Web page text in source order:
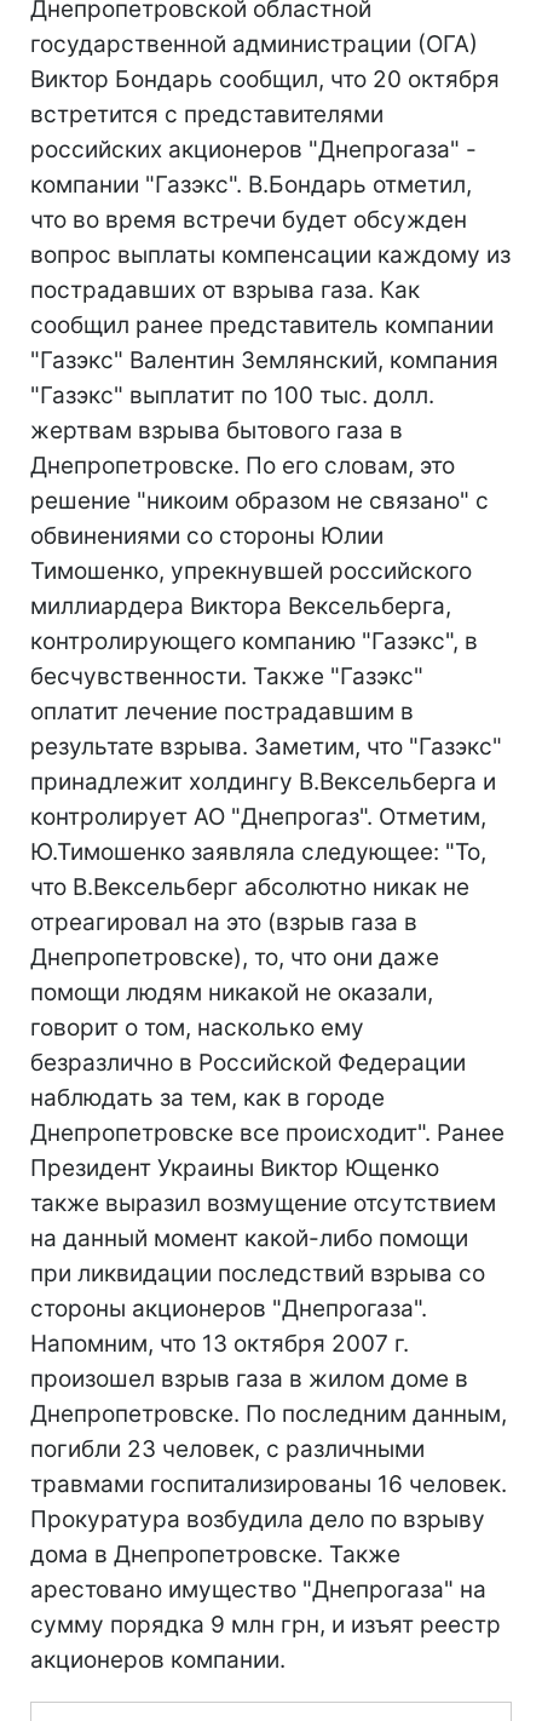
Днепропетровской областной
государственной администрации (ОГА)
Виктор Бондарь сообщил, что 20 октября
встретится с представителями
российских акционеров "Днепрогаза" -
компании "Газэкс". В.Бондарь отметил,
что во время встречи будет обсужден
вопрос выплаты компенсации каждому из
пострадавших от взрыва газа. Как
сообщил ранее представитель компании
"Газэкс" Валентин Землянский, компания
"Газэкс" выплатит по 100 тыс. долл.
жертвам взрыва бытового газа в
Днепропетровске. По его словам, это
решение "никоим образом не связано" с
обвинениями со стороны Юлии
Тимошенко, упрекнувшей российского
миллиардера Виктора Вексельберга,
контролирующего компанию "Газэкс", в
бесчувственности. Также "Газэкс"
оплатит лечение пострадавшим в
результате взрыва. Заметим, что "Газэкс"
принадлежит холдингу В.Вексельберга и
контролирует АО "Днепрогаз". Отметим,
Ю.Тимошенко заявляла следующее: "То,
что В.Вексельберг абсолютно никак не
отреагировал на это (взрыв газа в
Днепропетровске), то, что они даже
помощи людям никакой не оказали,
говорит о том, насколько ему
безразлично в Российской Федерации
наблюдать за тем, как в городе
Днепропетровске все происходит". Ранее
Президент Украины Виктор Ющенко
также выразил возмущение отсутствием
на данный момент какой-либо помощи
при ликвидации последствий взрыва со
стороны акционеров "Днепрогаза".
Напомним, что 13 октября 2007 г.
произошел взрыв газа в жилом доме в
Днепропетровске. По последним данным,
погибли 23 человек, с различными
травмами госпитализированы 16 человек.
Прокуратура возбудила дело по взрыву
дома в Днепропетровске. Также
арестовано имущество "Днепрогаза" на
сумму порядка 9 млн грн, и изъят реестр
акционеров компании.